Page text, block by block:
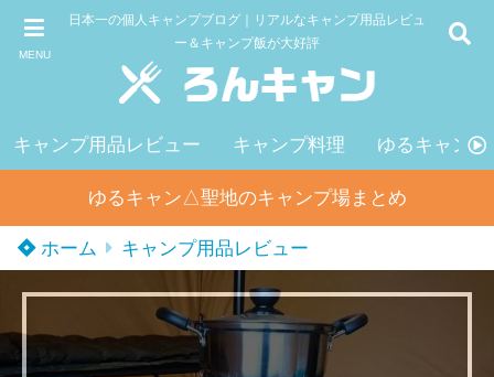
MENU
日本一の個人キャンプブログ｜リアルなキャンプ用品レビュ
ー＆キャンプ飯が大好評
キャンプ用品レビュー キャンプ料理 ゆるキャン△
ゆるキャン△聖地のキャンプ場まとめ
ホーム キャンプ用品レビュー